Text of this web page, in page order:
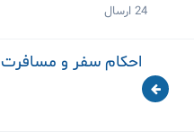
24 ارسال
احکام سفر و مسافرت